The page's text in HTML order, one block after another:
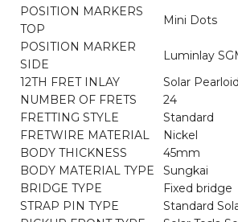
POSITION MARKERS
TOP
Mini Dots
POSITION MARKER
SIDE
Luminlay
12TH FRET INLAY
Solar Pearloid
NUMBER OF FRETS
24
FRETTING STYLE
Standard
FRETWIRE MATERIAL
Nickel
BODY THICKNESS
45mm
BODY MATERIAL TYPE
Sungkai
BRIDGE TYPE
Fixed bridge
STRAP PIN TYPE
Standard